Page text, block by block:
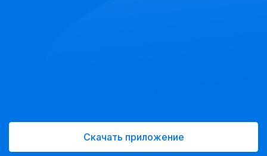
Скачать приложение